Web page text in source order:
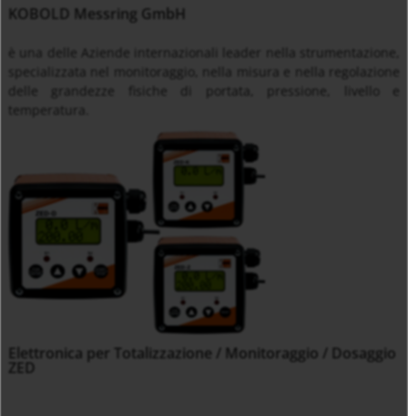
KOBOLD Messring GmbH
è una delle Aziende internazionali leader nella strumentazione,
specializzata nel monitoraggio, nella misura e nella regolazione
delle grandezze fisiche di portata, pressione, livello e
Elettronica per Totalizzazione / Monitoraggio / Dosaggio
ZED